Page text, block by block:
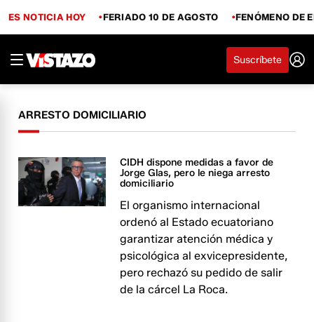
ES NOTICIA HOY FERIADO 10 DE AGOSTO FENÓMENO DE
Suscríbete
ARRESTO DOMICILIARIO
CIDH dispone medidas a favor de
Jorge Glas, pero le niega arresto
domiciliario​​​​​​
El organismo internacional
ordenó al Estado ecuatoriano
garantizar atención médica y
psicológica al exvicepresidente,
pero rechazó su pedido de salir
de la cárcel La Roca.